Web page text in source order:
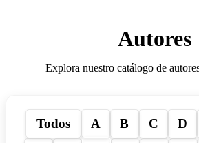
Autores
Explora nuestro catálogo de
Todos A B C D